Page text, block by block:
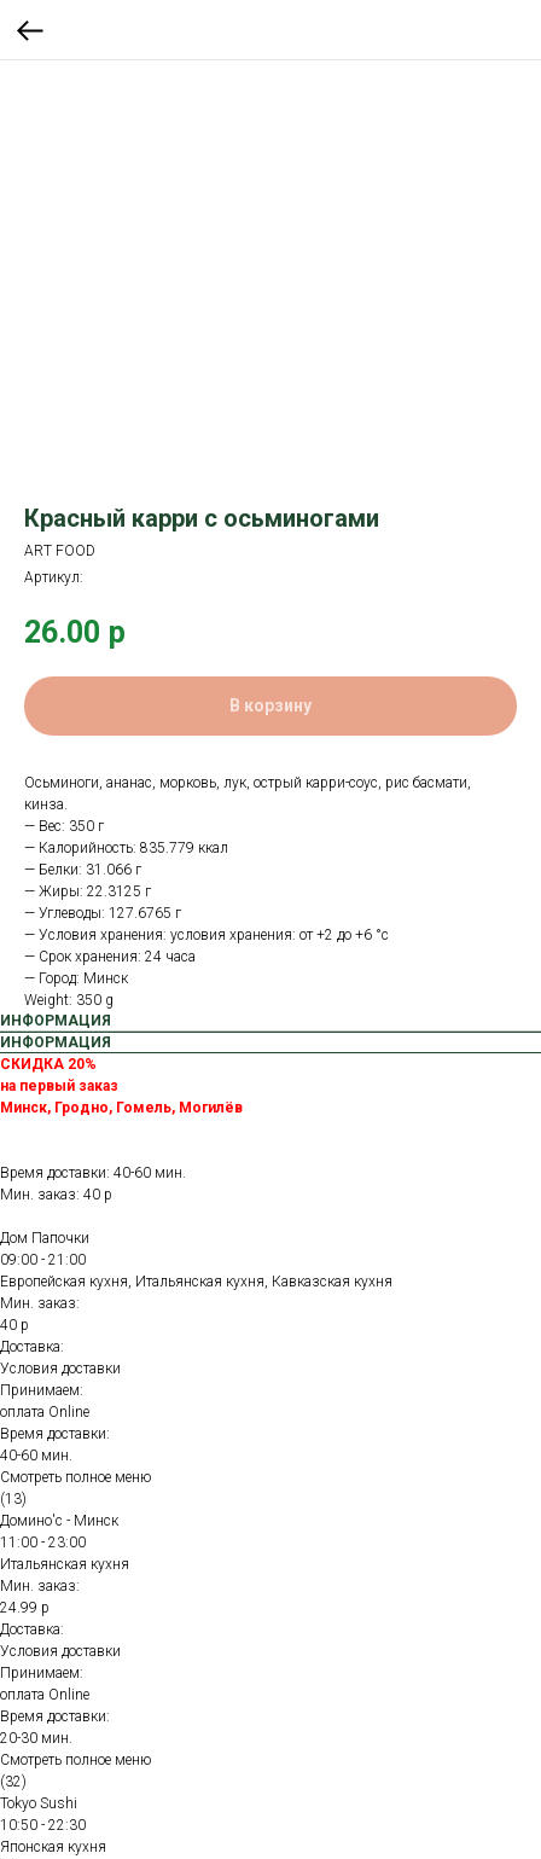
Красный карри с осьминогами
ART FOOD
Артикул:
26.00 р
В корзину
Осьминоги, ананас, морковь, лук, острый карри-соус, рис басмати,
кинза.
— Вес: 350 г
— Калорийность: 835.779 ккал
— Белки: 31.066 г
— Жиры: 22.3125 г
— Углеводы: 127.6765 г
— Условия хранения: условия хранения: от +2 до +6 °с
— Срок хранения: 24 часа
— Город: Минск
Weight: 350 g
ИНФОРМАЦИЯ
ИНФОРМАЦИЯ
СКИДКА 20%
на первый заказ
Минск, Гродно, Гомель, Могилёв
Время доставки: 40-60 мин.
Мин. заказ: 40 р
Дом Папочки
09:00 - 21:00
Европейская кухня, Итальянская кухня, Кавказская кухня
Мин. заказ:
40 р
Доставка:
Условия доставки
Принимаем:
оплата Online
Время доставки:
40-60 мин.
Смотреть полное меню
(13)
Домино'с - Минск
11:00 - 23:00
Итальянская кухня
Мин. заказ:
24.99 р
Доставка:
Условия доставки
Принимаем:
оплата Online
Время доставки:
20-30 мин.
Смотреть полное меню
(32)
Tokyo Sushi
10:50 - 22:30
Японская кухня